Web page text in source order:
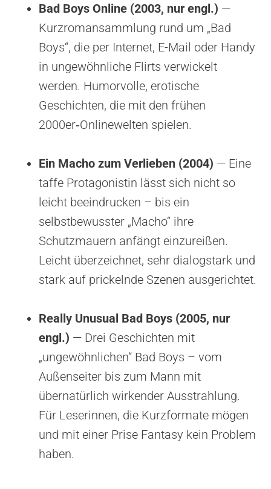
Bad Boys Online (2003, nur engl.) —
Kurzromansammlung rund um „Bad
Boys“, die per Internet, E-Mail oder Handy
in ungewöhnliche Flirts verwickelt
werden. Humorvolle, erotische
Geschichten, die mit den frühen
2000er‑Onlinewelten spielen.
Ein Macho zum Verlieben (2004) — Eine
taffe Protagonistin lässt sich nicht so
leicht beeindrucken – bis ein
selbstbewusster „Macho“ ihre
Schutzmauern anfängt einzureißen.
Leicht überzeichnet, sehr dialogstark und
stark auf prickelnde Szenen ausgerichtet.
Really Unusual Bad Boys (2005, nur
engl.) — Drei Geschichten mit
„ungewöhnlichen“ Bad Boys – vom
Außenseiter bis zum Mann mit
übernatürlich wirkender Ausstrahlung.
Für Leserinnen, die Kurzformate mögen
und mit einer Prise Fantasy kein Problem
haben.